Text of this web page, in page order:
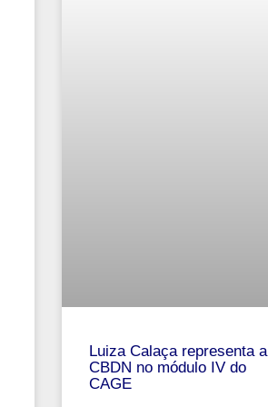
Luiza Calaça representa a
CBDN no módulo IV do
CAGE